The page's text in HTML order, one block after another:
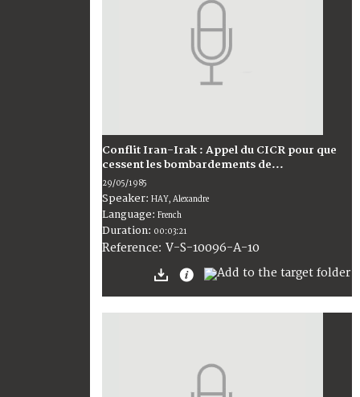
Conflit Iran-Irak : Appel du CICR pour que
cessent les bombardements de...
29/05/1985
Speaker: HAY, Alexandre
Language: French
Duration: 00:03:21
Reference: V-S-10096-A-10